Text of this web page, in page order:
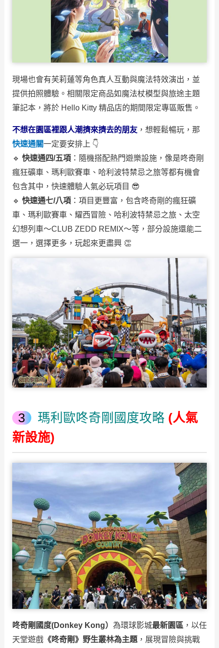
現場也會有芙莉蓮等角色真人互動與魔法特效演出，並
提供拍照體驗。相關限定商品如魔法杖模型與旅途主題
筆記本，將於 Hello Kitty 精品店的期間限定專區販售。
不想在園區裡跟人潮擠來擠去的朋友，想輕鬆暢玩，那
快速通關一定要安排上 👇
🔹 快速通四/五項：隨機搭配熱門遊樂設施，像是咚奇剛
瘋狂礦車、瑪利歐賽車、哈利波特禁忌之旅等都有機會
包含其中，快速體驗人氣必玩項目 😎
🔹 快速通七/八項：項目更豐富，包含咚奇剛的瘋狂礦
車、瑪利歐賽車、耀西冒險、哈利波特禁忌之旅、太空
幻想列車～CLUB ZEDD REMIX～等，部分設施還能二
選一，選擇更多，玩起來更盡興 👏
瑪利歐咚奇剛國度攻略 (人氣
新設施)
咚奇剛國度(Donkey Kong） 為環球影城最新園區 ，以任
天堂遊戲《咚奇剛》野生叢林為主題，展現冒險與挑戰